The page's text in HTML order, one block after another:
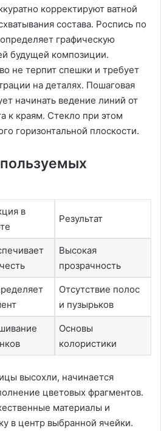
корректируют ватной
состава. Роспись по
графическую
будущей композиции.
не терпит спешки и требует
на деталях. Пошаговая
начинать ведение линий от
к краям. Стекло при этом
горизонтальной плоскости.
в
Результат
Высокая
прозрачность
Отсутствие полос
и пузырьков
Основы
колористики
высохли, начинается
цветовых фрагментов.
материалы и
в центр выбранной ячейки.